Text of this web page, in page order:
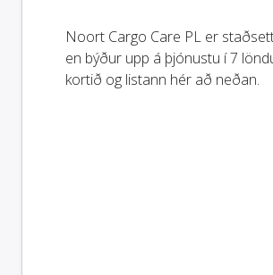
Noort Cargo Care PL er
en býður upp á þjónustu í 7
kortið og listann hér að neðan.